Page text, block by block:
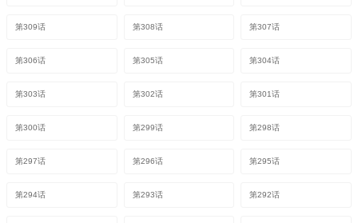
第309话 第308话 第307话
第306话 第305话 第304话
第303话 第302话 第301话
第300话 第299话 第298话
第297话 第296话 第295话
第294话 第293话 第292话